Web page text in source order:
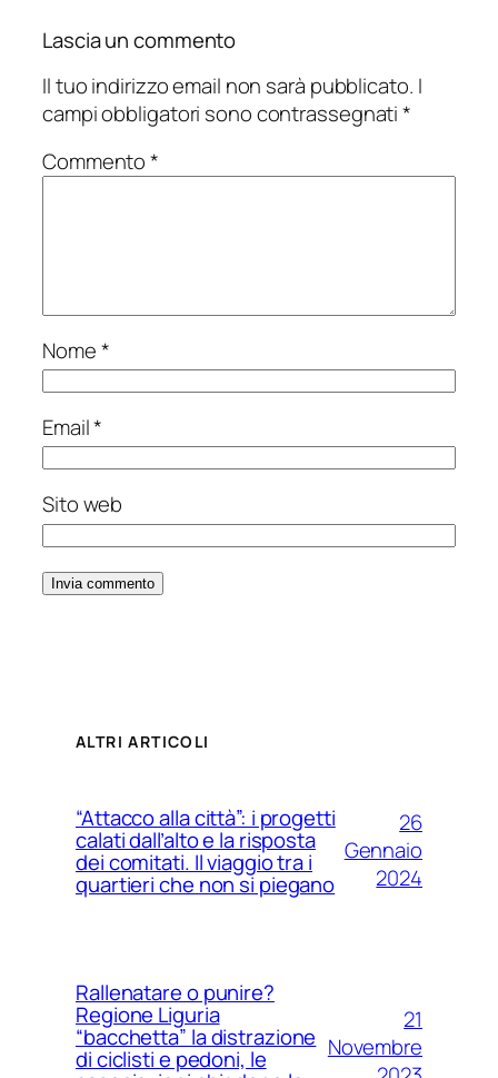
Lascia un commento
Il tuo indirizzo email non sarà pubblicato. I
campi obbligatori sono contrassegnati*
Commento*
Nome*
Email*
Sito web
ALTRI ARTICOLI
“Attacco alla città”: i progetti
calati dall’alto e la risposta
dei comitati. Il viaggio tra i
quartieri che non si piegano
26
Gennaio
2024
Rallenatare o punire?
Regione Liguria
“bacchetta” la distrazione
di ciclisti e pedoni, le
21
Novembre